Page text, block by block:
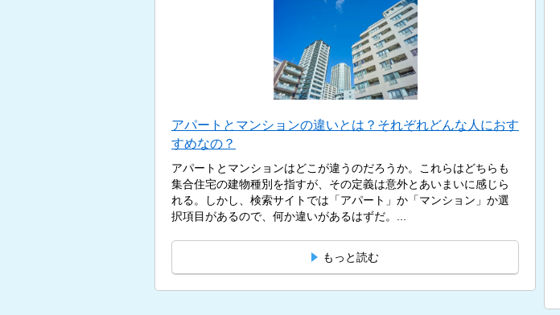
アパートとマンションの違いとは？それぞれどんな人におす
すめなの？
アパートとマンションはどこが違うのだろうか。これらはどちらも
集合住宅の建物種別を指すが、その定義は意外とあいまいに感じら
れる。しかし、検索サイトでは「アパート」か「マンション」か選
択項目があるので、何か違いがあるはずだ。...
もっと読む